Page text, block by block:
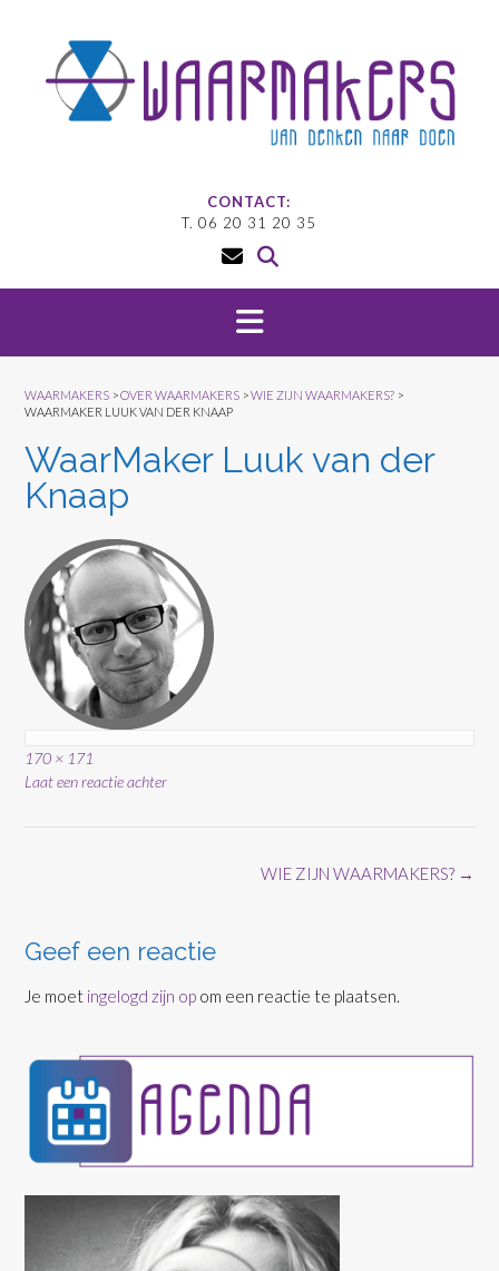
CONTACT:
T. 06 20 31 20 35
WAARMAKERS >OVER WAARMAKERS >WIE ZIJN WAARMAKERS? >
WAARMAKER LUUK VAN DER KNAAP
WaarMaker Luuk van der
Knaap
Volledige
grootte
170 × 171
Laat een reactie achter
WIE ZIJN WAARMAKERS? →
Geef een reactie
Je moet ingelogd zijn op om een reactie te plaatsen.